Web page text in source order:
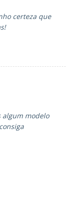
certeza que
algum modelo